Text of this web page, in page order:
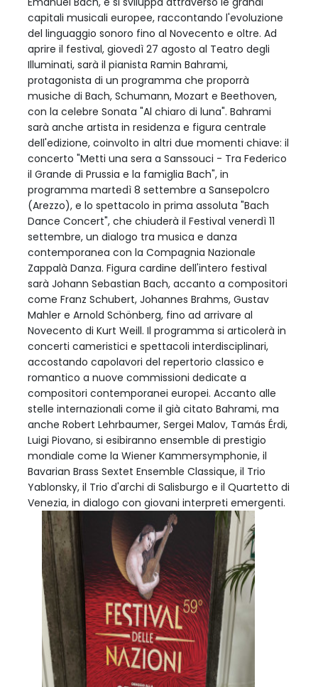
capitali musicali europee, raccontando l'evoluzione
del linguaggio sonoro fino al Novecento e oltre. Ad
aprire il festival, giovedì 27 agosto al Teatro degli
Illuminati, sarà il pianista Ramin Bahrami,
protagonista di un programma che proporrà
musiche di Bach, Schumann, Mozart e Beethoven,
con la celebre Sonata "Al chiaro di luna". Bahrami
sarà anche artista in residenza e figura centrale
dell'edizione, coinvolto in altri due momenti chiave: il
concerto "Metti una sera a Sanssouci - Tra Federico
il Grande di Prussia e la famiglia Bach", in
programma martedì 8 settembre a Sansepolcro
(Arezzo), e lo spettacolo in prima assoluta "Bach
Dance Concert", che chiuderà il Festival venerdì 11
settembre, un dialogo tra musica e danza
contemporanea con la Compagnia Nazionale
Zappalà Danza. Figura cardine dell'intero festival
sarà Johann Sebastian Bach, accanto a compositori
come Franz Schubert, Johannes Brahms, Gustav
Mahler e Arnold Schönberg, fino ad arrivare al
Novecento di Kurt Weill. Il programma si articolerà in
concerti cameristici e spettacoli interdisciplinari,
accostando capolavori del repertorio classico e
romantico a nuove commissioni dedicate a
compositori contemporanei europei. Accanto alle
stelle internazionali come il già citato Bahrami, ma
anche Robert Lehrbaumer, Sergei Malov, Tamás Érdi,
Luigi Piovano, si esibiranno ensemble di prestigio
mondiale come la Wiener Kammersymphonie, il
Bavarian Brass Sextet Ensemble Classique, il Trio
Yablonsky, il Trio d'archi di Salisburgo e il Quartetto di
Venezia, in dialogo con giovani interpreti emergenti.